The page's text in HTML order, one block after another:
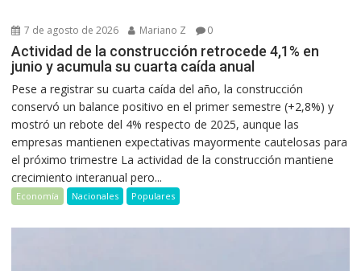
7 de agosto de 2026 Mariano Z 0
Actividad de la construcción retrocede 4,1% en
junio y acumula su cuarta caída anual
Pese a registrar su cuarta caída del año, la construcción
conservó un balance positivo en el primer semestre (+2,8%) y
mostró un rebote del 4% respecto de 2025, aunque las
empresas mantienen expectativas mayormente cautelosas para
el próximo trimestre La actividad de la construcción mantiene
crecimiento interanual pero...
Economía Nacionales Populares